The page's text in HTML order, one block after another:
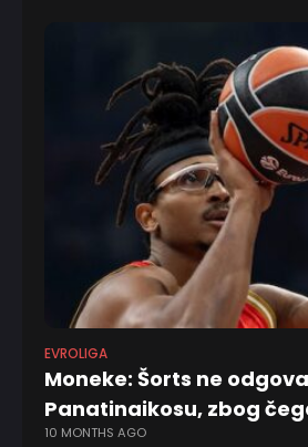
EVROLIGA
Moneke: Šorts ne
Panatinaikosu, zbog
10 MONTHS AGO